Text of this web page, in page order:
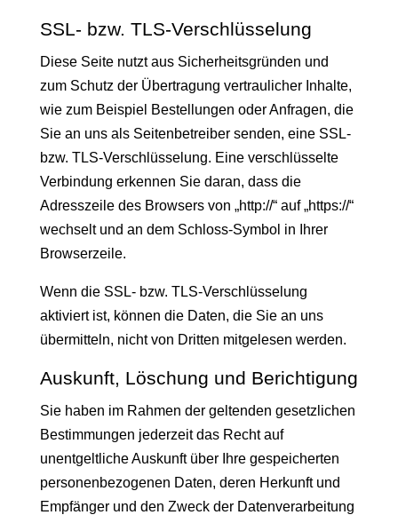
SSL- bzw. TLS-Verschlüsselung
Diese Seite nutzt aus Sicherheitsgründen und
zum Schutz der Übertragung vertraulicher Inhalte,
wie zum Beispiel Bestellungen oder Anfragen, die
Sie an uns als Seitenbetreiber senden, eine SSL-
bzw. TLS-Verschlüsselung. Eine verschlüsselte
Verbindung erkennen Sie daran, dass die
Adresszeile des Browsers von „http://“ auf „https://“
wechselt und an dem Schloss-Symbol in Ihrer
Browserzeile.
Wenn die SSL- bzw. TLS-Verschlüsselung
aktiviert ist, können die Daten, die Sie an uns
übermitteln, nicht von Dritten mitgelesen werden.
Auskunft, Löschung und Berichtigung
Sie haben im Rahmen der geltenden gesetzlichen
Bestimmungen jederzeit das Recht auf
unentgeltliche Auskunft über Ihre gespeicherten
personenbezogenen Daten, deren Herkunft und
Empfänger und den Zweck der Datenverarbeitung